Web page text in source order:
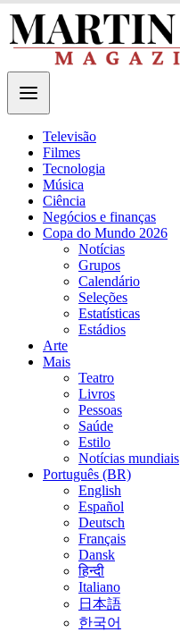
Televisão
Filmes
Tecnologia
Música
Ciência
Negócios e finanças
Copa do Mundo 2026
Notícias
Grupos
Calendário
Seleções
Estatísticas
Estádios
Arte
Mais
Teatro
Livros
Pessoas
Saúde
Estilo
Notícias mundiais
Português (BR)
English
Español
Deutsch
Français
Dansk
हिन्दी
Italiano
日本語
한국어